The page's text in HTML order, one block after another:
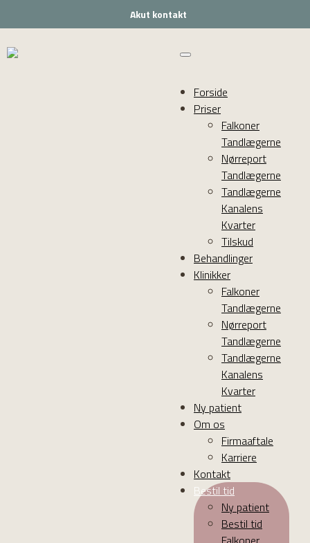
Akut kontakt
Forside
Priser
Falkoner
Tandlægerne
Nørreport
Tandlægerne
Tandlægerne
Kanalens
Kvarter
Tilskud
Behandlinger
Klinikker
Falkoner
Tandlægerne
Nørreport
Tandlægerne
Tandlægerne
Kanalens
Kvarter
Ny patient
Om os
Firmaaftale
Karriere
Kontakt
Bestil tid
Ny patient
Bestil tid